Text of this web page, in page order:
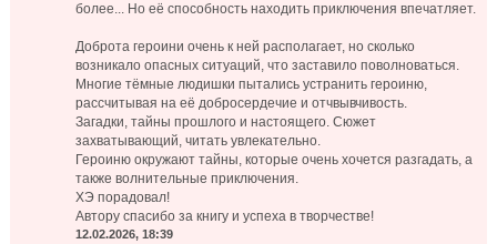
более... Но её способность находить приключения впечатляет.
Доброта героини очень к ней располагает, но сколько
возникало опасных ситуаций, что заставило поволноваться.
Многие тёмные людишки пытались устранить героиню,
рассчитывая на её добросердечие и отчвывчивость.
Загадки, тайны прошлого и настоящего. Сюжет
захватывающий, читать увлекательно.
Героиню окружают тайны, которые очень хочется разгадать, а
также волнительные приключения.
ХЭ порадовал!
Автору спасибо за книгу и успеха в творчестве!
12.02.2026, 18:39